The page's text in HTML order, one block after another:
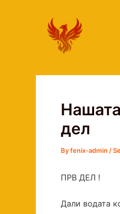
дел
Byfenix-admin /
ПРВ ДЕЛ !
Дали водата